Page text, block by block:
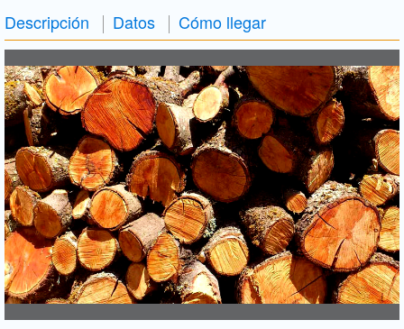
Descripción Datos Cómo llegar